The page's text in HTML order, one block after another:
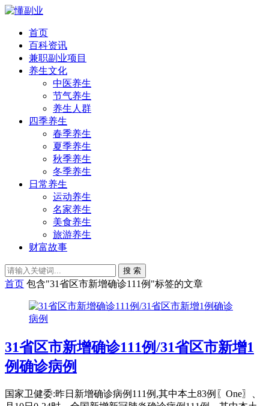
首页
百科资讯
兼职副业项目
养生文化
中医养生
节气养生
养生人群
四季养生
春季养生
夏季养生
秋季养生
冬季养生
日常养生
运动养生
名家养生
美食养生
旅游养生
财富故事
搜 索
首页 包含"31省区市新增确诊111例"标签的文章
31省区市新增确诊111例/31省区市新增1
例确诊病例
国家卫健委:昨日新增确诊病例111例,其中本土83例〖One〗、